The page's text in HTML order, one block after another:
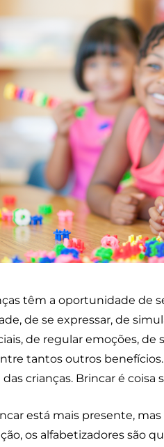
têm a oportunidade de
de se expressar, de
de regular emoções, de
tantos outros benefícios.
crianças. Brincar é coisa
está mais presente,
os alfabetizadores são